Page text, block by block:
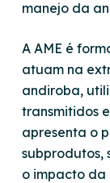
manejo da
A AME é
atuam na
andiroba,
transmitidos
apresenta o
subprodutos,
o impacto